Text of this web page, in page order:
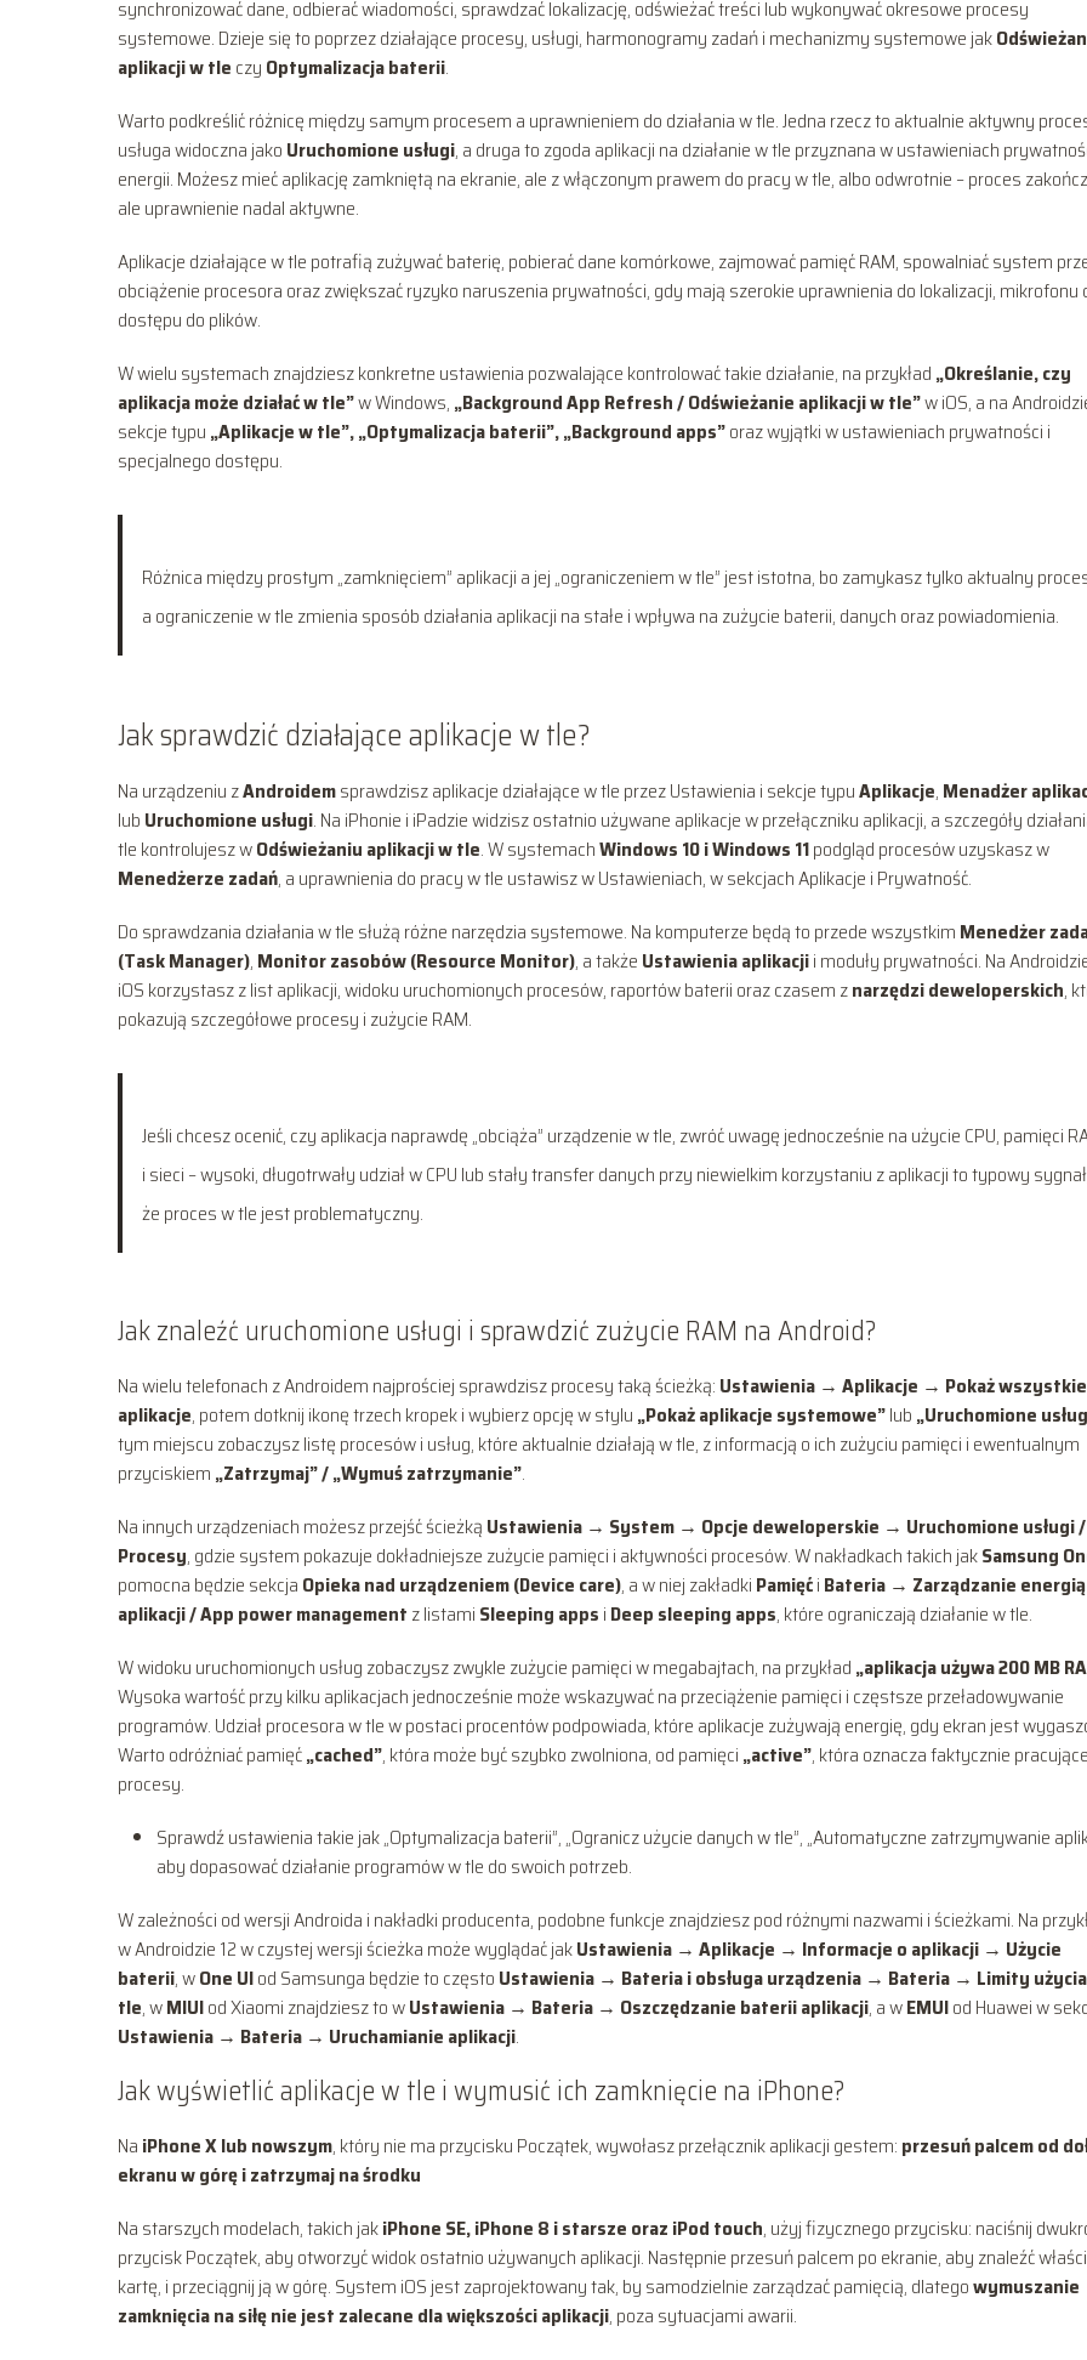
synchronizować dane, odbierać wiadomości, sprawdzać lokalizację, odświeżać treści lub wykonywać okresowe procesy
systemowe. Dzieje się to poprzez działające procesy, usługi, harmonogramy zadań i mechanizmy systemowe jak
aplikacji w tle czy Optymalizacja baterii.
Warto podkreślić różnicę między samym procesem a uprawnieniem do działania w tle. Jedna rzecz to aktualnie aktywny
usługa widoczna jako Uruchomione usługi, a druga to zgoda aplikacji na działanie w tle przyznana w ustawieniach
energii. Możesz mieć aplikację zamkniętą na ekranie, ale z włączonym prawem do pracy w tle, albo odwrotnie – proces
ale uprawnienie nadal aktywne.
Aplikacje działające w tle potrafią zużywać baterię, pobierać dane komórkowe, zajmować pamięć RAM, spowalniać system
obciążenie procesora oraz zwiększać ryzyko naruszenia prywatności, gdy mają szerokie uprawnienia do lokalizacji, mikrofonu
dostępu do plików.
W wielu systemach znajdziesz konkretne ustawienia pozwalające kontrolować takie działanie, na przykład „Określanie, czy
aplikacja może działać w tle”w Windows, „Background App Refresh / Odświeżanie aplikacji w tle”w iOS, a na
sekcje typu „Aplikacje w tle”, „Optymalizacja baterii”, „Background apps”oraz wyjątki w ustawieniach prywatności i
specjalnego dostępu.
Różnica między prostym „zamknięciem” aplikacji a jej „ograniczeniem w tle” jest istotna, bo zamykasz tylko aktualny
a ograniczenie w tle zmienia sposób działania aplikacji na stałe i wpływa na zużycie baterii, danych oraz powiadomienia.
Jak sprawdzić działające aplikacje w tle?
Na urządzeniu zAndroidemsprawdzisz aplikacje działające w tle przez Ustawienia i sekcje typuAplikacje, Menadżer
lub Uruchomione usługi. Na iPhonie i iPadzie widzisz ostatnio używane aplikacje w przełączniku aplikacji, a szczegóły
tle kontrolujesz wOdświeżaniu aplikacji w tle. W systemachWindows 10 i Windows 11podgląd procesów uzyskasz w
Menedżerze zadań, a uprawnienia do pracy w tle ustawisz w Ustawieniach, w sekcjach Aplikacje i Prywatność.
Do sprawdzania działania w tle służą różne narzędzia systemowe. Na komputerze będą to przede wszystkim Menedżer
(Task Manager), Monitor zasobów (Resource Monitor), a także Ustawienia aplikacjii moduły prywatności. Na
iOS korzystasz z list aplikacji, widoku uruchomionych procesów, raportów baterii oraz czasem znarzędzi deweloperskich,
pokazują szczegółowe procesy i zużycie RAM.
Jeśli chcesz ocenić, czy aplikacja naprawdę „obciąża” urządzenie w tle, zwróć uwagę jednocześnie na użycie CPU, pamięci
i sieci – wysoki, długotrwały udział w CPU lub stały transfer danych przy niewielkim korzystaniu z aplikacji to typowy
że proces w tle jest problematyczny.
Jak znaleźć uruchomione usługi i sprawdzić zużycie RAM na Android?
Na wielu telefonach z Androidem najprościej sprawdzisz procesy taką ścieżką: Ustawienia → Aplikacje → Pokaż wszystkie
aplikacje, potem dotknij ikonę trzech kropek i wybierz opcję w stylu „Pokaż aplikacje systemowe”lub „Uruchomione
tym miejscu zobaczysz listę procesów i usług, które aktualnie działają w tle, z informacją o ich zużyciu pamięci i ewentualnym
przyciskiem „Zatrzymaj” / „Wymuś zatrzymanie”.
Na innych urządzeniach możesz przejść ścieżką Ustawienia → System → Opcje deweloperskie → Uruchomione usługi /
Procesy, gdzie system pokazuje dokładniejsze zużycie pamięci i aktywności procesów. W nakładkach takich jakSamsung
pomocna będzie sekcja Opieka nad urządzeniem (Device care), a w niej zakładki Pamięći Bateria → Zarządzanie energią
aplikacji / App power management z listami Sleeping apps i Deep sleeping apps, które ograniczają działanie w tle.
W widoku uruchomionych usług zobaczysz zwykle zużycie pamięci w megabajtach, na przykład „aplikacja używa 200 MB
Wysoka wartość przy kilku aplikacjach jednocześnie może wskazywać na przeciążenie pamięci i częstsze przeładowywanie
programów. Udział procesora w tle w postaci procentów podpowiada, które aplikacje zużywają energię, gdy ekran jest
Warto odróżniać pamięć„cached”, która może być szybko zwolniona, od pamięci „active”, która oznacza faktycznie pracujące
procesy.
Sprawdź ustawienia takie jak „Optymalizacja baterii”, „Ogranicz użycie danych w tle”, „Automatyczne zatrzymywanie
aby dopasować działanie programów w tle do swoich potrzeb.
W zależności od wersji Androida i nakładki producenta, podobne funkcje znajdziesz pod różnymi nazwami i ścieżkami. Na
w Androidzie 12 w czystej wersji ścieżka może wyglądać jakUstawienia → Aplikacje → Informacje o aplikacji → Użycie
baterii, wOne UIod Samsunga będzie to często Ustawienia → Bateria i obsługa urządzenia → Bateria → Limity
tle, wMIUIod Xiaomi znajdziesz to wUstawienia → Bateria → Oszczędzanie baterii aplikacji, a wEMUIod Huawei w
Ustawienia → Bateria → Uruchamianie aplikacji.
Jak wyświetlić aplikacje w tle i wymusić ich zamknięcie na iPhone?
Na iPhone X lub nowszym, który nie ma przycisku Początek, wywołasz przełącznik aplikacji gestem: przesuń palcem od
ekranu w górę i zatrzymaj na środku
Na starszych modelach, takich jakiPhone SE, iPhone 8 i starsze oraz iPod touch, użyj fizycznego przycisku: naciśnij
przycisk Początek, aby otworzyć widok ostatnio używanych aplikacji. Następnie przesuń palcem po ekranie, aby znaleźć
kartę, i przeciągnij ją w górę. System iOS jest zaprojektowany tak, by samodzielnie zarządzać pamięcią, dlategowymuszanie
zamknięcia na siłę nie jest zalecane dla większości aplikacji, poza sytuacjami awarii.